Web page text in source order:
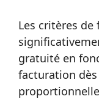
Les critères
gratuité en
facturation